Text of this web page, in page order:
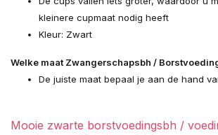
kleinere cupmaat nodig heeft
Kleur: Zwart
Welke maat Zwangerschapsbh /
De juiste maat bepaal je aan de hand
Mooie zwarte borstvoedingsbh /